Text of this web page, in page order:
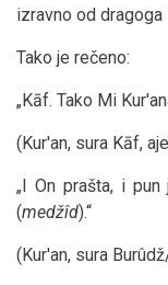
izravno od dragoga
Tako je rečeno:
„Kāf. Tako Mi
(Kur'an, sura Kāf,
„I On prašta, i
(medžîd).“
(Kur'an, sura